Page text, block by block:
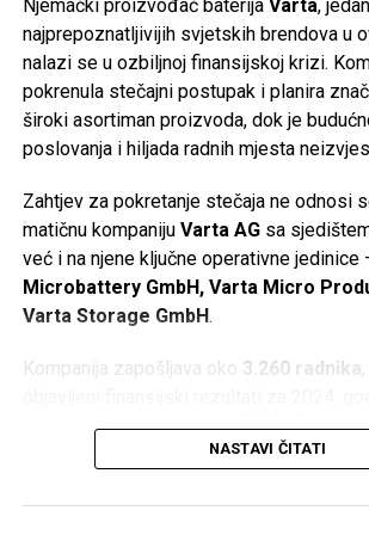
Njemački proizvođač baterija Varta,
najprepoznatljivijih svjetskih brendova u
nalazi se u ozbiljnoj finansijskoj krizi.
pokrenula stečajni postupak i planira
široki asortiman proizvoda, dok je
poslovanja i hiljada radnih mjesta
Zahtjev za pokretanje stečaja ne odnosi
matičnu kompaniju Varta AGsa
već i na njene ključne operativne jedinice
Microbattery GmbH, Varta Micro
Varta Storage GmbH.
Kompanija zapošljava oko 3.260 radnika
je ostvarila prihod veći od790 miliona
64,5 miliona eura.
Gubitak Applea i zatvaranje
NASTAVI ČITATI